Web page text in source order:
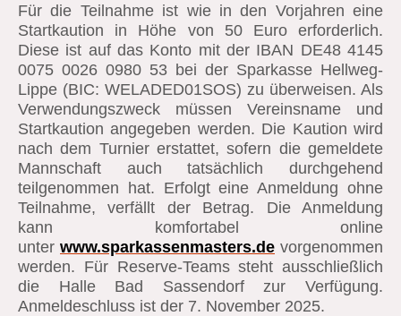
Für die Teilnahme ist wie in den Vorjahren eine
Startkaution in Höhe von 50 Euro erforderlich.
Diese ist auf das Konto mit der IBAN DE48 4145
0075 0026 0980 53 bei der Sparkasse Hellweg-
Lippe (BIC: WELADED01SOS) zu überweisen. Als
Verwendungszweck müssen Vereinsname und
Startkaution angegeben werden. Die Kaution wird
nach dem Turnier erstattet, sofern die gemeldete
Mannschaft auch tatsächlich durchgehend
teilgenommen hat. Erfolgt eine Anmeldung ohne
Teilnahme, verfällt der Betrag. Die Anmeldung
kann komfortabel online
unter www.sparkassenmasters.de vorgenommen
werden. Für Reserve-Teams steht ausschließlich
die Halle Bad Sassendorf zur Verfügung.
Anmeldeschluss ist der 7. November 2025.